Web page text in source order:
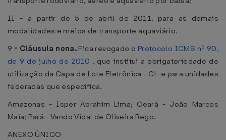
II - a partir de 5 de abril de 2011, para as demais
modalidades e meios de transporte aquaviário.
9 - Cláusula nona. Fica revogado o Protocolo ICMS nº 90,
de 9 de julho de 2010 , que institui a obrigatoriedade de
utilização da Capa de Lote Eletrônica - CL-e para unidades
federadas que especifica.
Amazonas - Isper Abrahim Lima; Ceará - João Marcos
Maia; Pará - Vando Vidal de Oliveira Rego.
ANEXO ÚNICO